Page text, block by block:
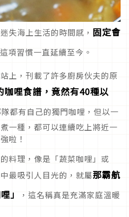
失海上生活的時間感， 固定會
這項習慣一直延續至今。
上，刊載了許多廚房伙夫的原
咖哩食譜，竟然有40種以
都有自己的獨門咖哩，但以一
一種，都可以連續吃上將近一
啦！
料理，像是「蔬菜咖哩」或
最吸引人目光的，就屬那霸航
」
，這名稱真是充滿家庭溫暖